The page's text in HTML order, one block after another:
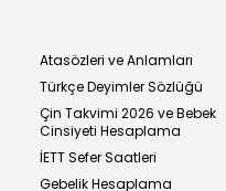
Atasözleri ve Anlamları
Türkçe Deyimler Sözlüğü
Çin Takvimi 2026 ve Bebek
Cinsiyeti Hesaplama
İETT Sefer Saatleri
Gebelik Hesaplama